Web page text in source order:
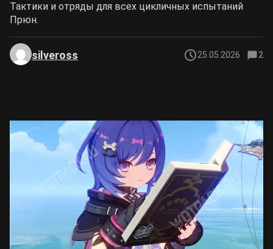
Neverness to Everness
Gothic 1 Remake
Crimson Desert
Zenless Zone Zero
Kingdom Come: Deliverance 2
Path of Exile 2
Билды Zenless Zone Zero
Билды Wuthering Waves
Билды Cyberpunk 2077
Билды Path of Exile 2
Аниме
Фильмы и сериалы
Тактики и отряды для всех цикличных испытаний
Прюн.
silveross 25.05.2026 2